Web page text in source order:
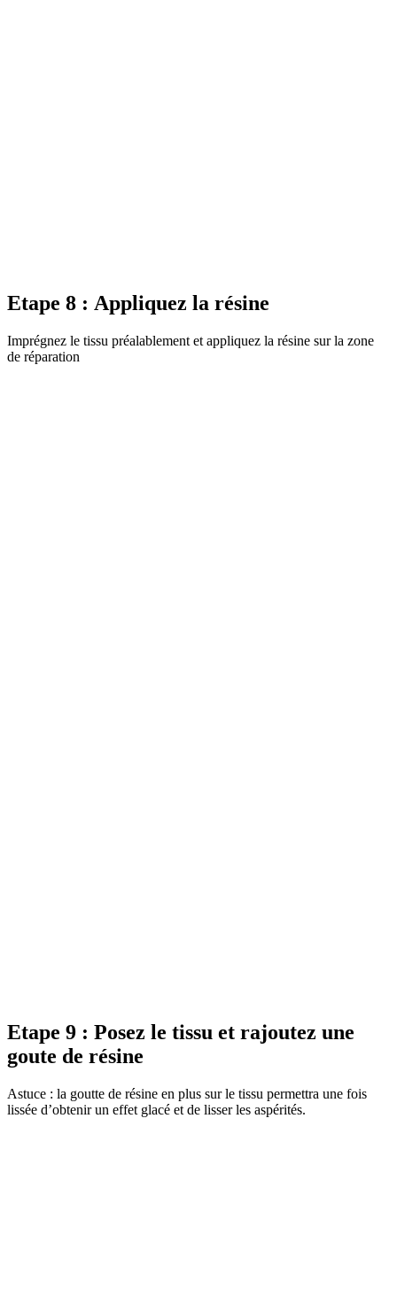
Etape 8 : Appliquez la résine
Imprégnez le tissu préalablement et appliquez la résine sur la zone
de réparation
Etape 9 : Posez le tissu et rajoutez une
goute de résine
Astuce : la goutte de résine en plus sur le tissu permettra une fois
lissée d’obtenir un effet glacé et de lisser les aspérités.